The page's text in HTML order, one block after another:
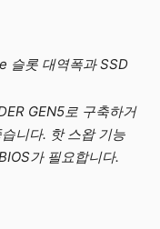
슬롯 대역폭과 SSD
GEN5로 구축하거
니다. 핫 스왑 기능
가 필요합니다.